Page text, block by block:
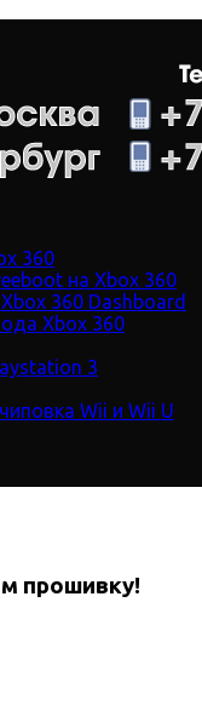
360
на Xbox 360
360 Dashboard
Xbox 360
3
Wii и Wii U
прошивку!